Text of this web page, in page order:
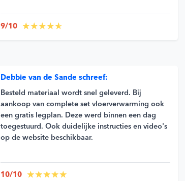
9/10
Debbie van de Sande schreef:
Besteld materiaal wordt snel geleverd. Bij
aankoop van complete set vloerverwarming ook
een gratis legplan. Deze werd binnen een dag
toegestuurd. Ook duidelijke instructies en video's
op de website beschikbaar.
10/10